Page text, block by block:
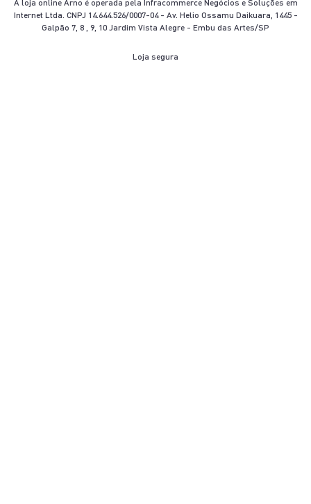
A loja online Arno é operada pela Infracommerce Negócios e Soluções em
Internet Ltda. CNPJ 14.644.526/0007-04 - Av. Helio Ossamu Daikuara, 1445 -
Galpão 7, 8 , 9, 10 Jardim Vista Alegre - Embu das Artes/SP
Loja segura